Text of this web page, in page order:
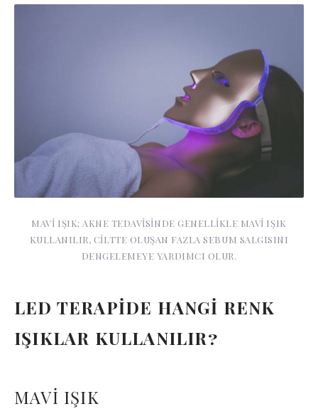
MAVİ IŞIK; AKNE TEDAVİSİNDE GENELLİKLE MAVİ IŞIK
KULLANILIR, CİLTTE OLUŞAN FAZLA SEBUM SALGISINI
DENGELEMEYE YARDIMCI OLUR.
LED TERAPİDE HANGİ RENK
IŞIKLAR KULLANILIR?
MAVİ IŞIK